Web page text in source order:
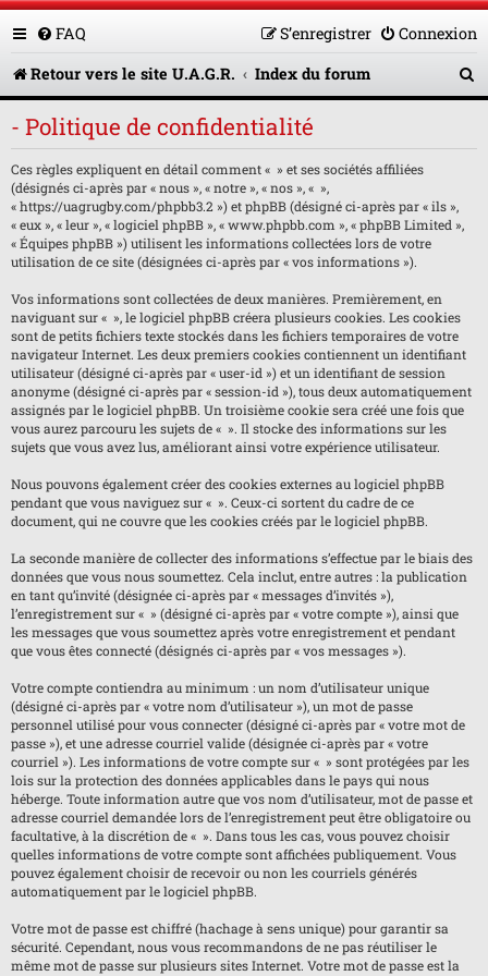
FAQ Connexion
S’enregistrer
Retour vers le site U.A.G.R.
Index du forum
e
- Politique de confidentialité
Ces règles expliquent en détail comment « » et ses sociétés affiliées
(désignés ci-après par « nous », « notre », « nos », « »,
« https://uagrugby.com/phpbb3.2 ») et phpBB (désigné ci-après par « ils »,
« eux », « leur », « logiciel phpBB », « www.phpbb.com », « phpBB Limited »,
« Équipes phpBB ») utilisent les informations collectées lors de votre
utilisation de ce site (désignées ci-après par « vos informations »).
Vos informations sont collectées de deux manières. Premièrement, en
naviguant sur « », le logiciel phpBB créera plusieurs cookies. Les cookies
sont de petits fichiers texte stockés dans les fichiers temporaires de votre
navigateur Internet. Les deux premiers cookies contiennent un identifiant
utilisateur (désigné ci-après par « user-id ») et un identifiant de session
anonyme (désigné ci-après par « session-id »), tous deux automatiquement
assignés par le logiciel phpBB. Un troisième cookie sera créé une fois que
vous aurez parcouru les sujets de « ». Il stocke des informations sur les
sujets que vous avez lus, améliorant ainsi votre expérience utilisateur.
Nous pouvons également créer des cookies externes au logiciel phpBB
pendant que vous naviguez sur « ». Ceux-ci sortent du cadre de ce
document, qui ne couvre que les cookies créés par le logiciel phpBB.
La seconde manière de collecter des informations s’effectue par le biais des
données que vous nous soumettez. Cela inclut, entre autres : la publication
en tant qu’invité (désignée ci-après par « messages d’invités »),
l’enregistrement sur « » (désigné ci-après par « votre compte »), ainsi que
les messages que vous soumettez après votre enregistrement et pendant
que vous êtes connecté (désignés ci-après par « vos messages »).
Votre compte contiendra au minimum : un nom d’utilisateur unique
(désigné ci-après par « votre nom d’utilisateur »), un mot de passe
personnel utilisé pour vous connecter (désigné ci-après par « votre mot de
passe »), et une adresse courriel valide (désignée ci-après par « votre
courriel »). Les informations de votre compte sur « » sont protégées par les
lois sur la protection des données applicables dans le pays qui nous
héberge. Toute information autre que vos nom d’utilisateur, mot de passe et
adresse courriel demandée lors de l’enregistrement peut être obligatoire ou
facultative, à la discrétion de « ». Dans tous les cas, vous pouvez choisir
quelles informations de votre compte sont affichées publiquement. Vous
pouvez également choisir de recevoir ou non les courriels générés
automatiquement par le logiciel phpBB.
Votre mot de passe est chiffré (hachage à sens unique) pour garantir sa
sécurité. Cependant, nous vous recommandons de ne pas réutiliser le
même mot de passe sur plusieurs sites Internet. Votre mot de passe est la